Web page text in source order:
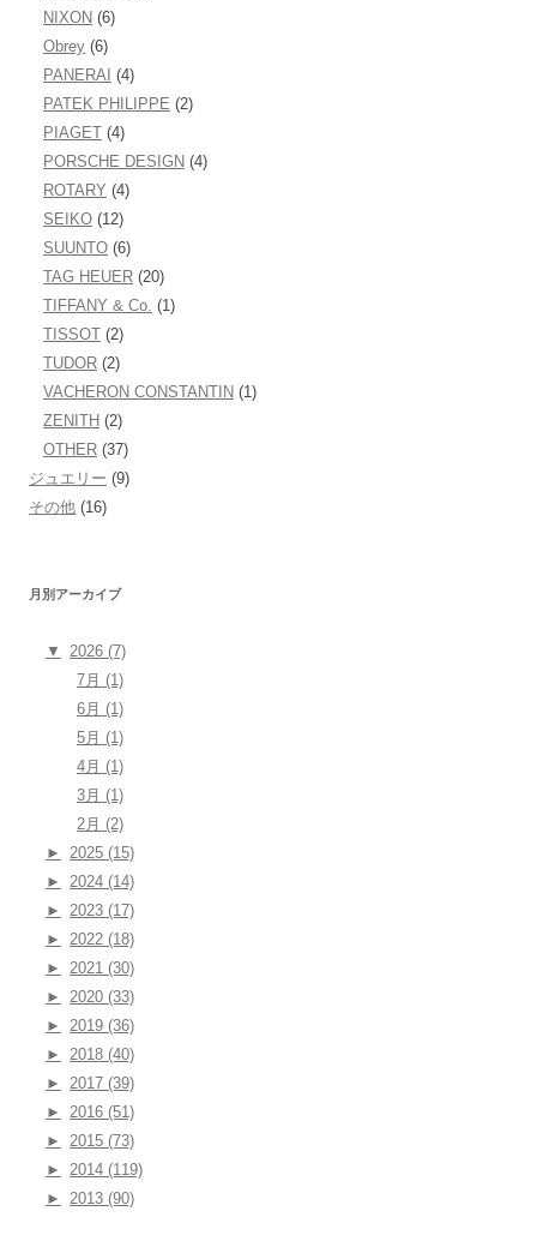
NIXON (6)
Obrey (6)
PANERAI (4)
PATEK PHILIPPE (2)
PIAGET (4)
PORSCHE DESIGN (4)
ROTARY (4)
SEIKO (12)
SUUNTO (6)
TAG HEUER (20)
TIFFANY & Co. (1)
TISSOT (2)
TUDOR (2)
VACHERON CONSTANTIN (1)
ZENITH (2)
OTHER (37)
ジュエリー (9)
その他 (16)
月別アーカイブ
▼
2026 (7)
7月 (1)
6月 (1)
5月 (1)
4月 (1)
3月 (1)
2月 (2)
►
2025 (15)
►
2024 (14)
►
2023 (17)
►
2022 (18)
►
2021 (30)
►
2020 (33)
►
2019 (36)
►
2018 (40)
►
2017 (39)
►
2016 (51)
►
2015 (73)
►
2014 (119)
►
2013 (90)